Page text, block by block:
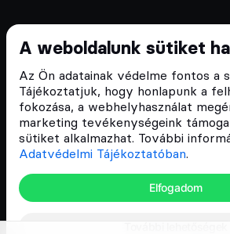
A weboldalunk sütiket
Az Ön adatainak védelme fontos a
Tájékoztatjuk, hogy honlapunk a
fokozása, a webhelyhasználat
marketing tevékenységeink
sütiket alkalmazhat. További
Adatvédelmi Tájékoztatóban.
Elfogadom
Feliratkozom a
ÁSZF
Adatvédelmi